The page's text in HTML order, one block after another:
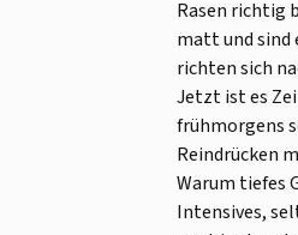
Rasen richtig
matt und sind
richten sich
Jetzt ist es
frühmorgens
Reindrücken
Warum tiefes
Intensives,